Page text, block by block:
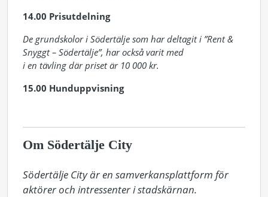
14.00 Prisutdelning
De grundskolor i Södertälje som har deltagit i ”Rent &
Snyggt – Södertälje”, har också varit med
i en tävling där priset är 10 000 kr.
15.00 Hunduppvisning
Om Södertälje City
Södertälje City är en samverkansplattform för
aktörer och intressenter i stadskärnan.